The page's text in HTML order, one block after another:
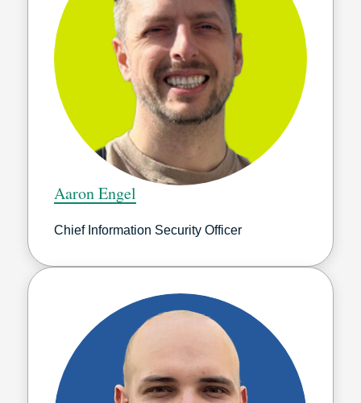
Aaron Engel
Chief Information Security Officer